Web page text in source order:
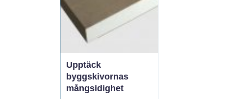
Upptäck
byggskivornas
mångsidighet